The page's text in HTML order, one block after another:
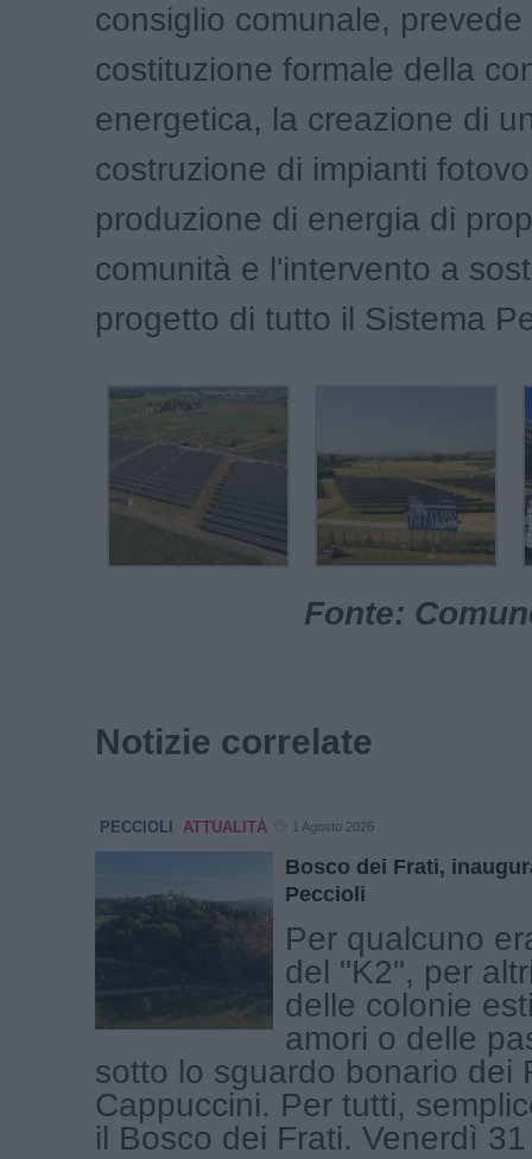
consiglio comunale, prevede
costituzione formale della
energetica, la creazione di
costruzione di impianti
produzione di energia di
comunità e l'intervento a
progetto di tutto il Sistema
Fonte:
Notizie correlate
PECCIOLI ATTUALITÀ 1 Agosto 2026
Bosco dei Frati,
Peccioli
Per qualcuno
del "K2", per
delle colonie
amori o delle
sotto lo sguardo bonario dei
Cappuccini. Per tutti,
il Bosco dei Frati. Venerdì